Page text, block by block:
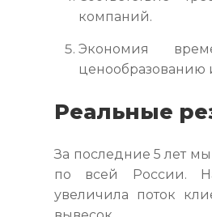
компаний.
Экономия
ценообразованию
Реальные
За последние 5 лет
по всей России.
увеличила поток